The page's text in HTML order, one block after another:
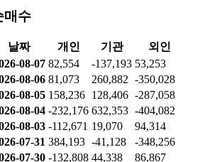
매수
날짜 개인 기관
외인
08-07 82,554 -137,193 53,253
08-06 81,073 260,882 -350,028
08-05 158,236 128,406 -287,058
08-04 -232,176 632,353 -404,082
08-03 -112,671 19,070
94,314
07-31 384,193 -41,128
-348,256
07-30 -132,808 44,338
86,867